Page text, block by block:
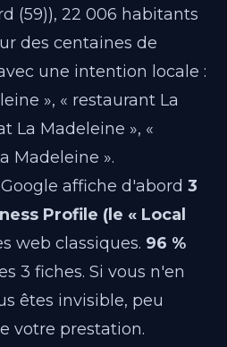
(59)), 22 006 habitants
des centaines de
une intention locale :
», « restaurant La
La Madeleine », «
Madeleine ».
affiche d'abord 3
Profile (le « Local
web classiques. 96 %
3 fiches. Si vous n'en
êtes invisible, peu
votre prestation.